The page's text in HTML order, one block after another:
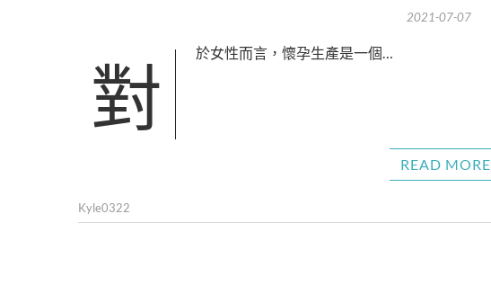
2021-07-07
對於女性而言，懷孕生產是一個…
READ MORE
Kyle0322